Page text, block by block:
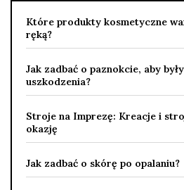
Które produkty kosmetyczne
ręką?
Jak zadbać o paznokcie, aby
uszkodzenia?
Stroje na Imprezę: Kreacje i
okazję
Jak zadbać o skórę po opalaniu?